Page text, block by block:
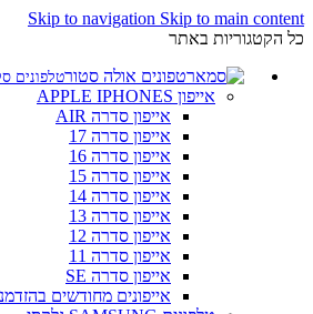
Skip to navigation Skip to main content
כל הקטגוריות באתר
טלפונים
אייפון APPLE IPHONES
אייפון סדרה AIR
אייפון סדרה 17
אייפון סדרה 16
אייפון סדרה 15
אייפון סדרה 14
אייפון סדרה 13
אייפון סדרה 12
אייפון סדרה 11
אייפון סדרה SE
אייפונים מחודשים